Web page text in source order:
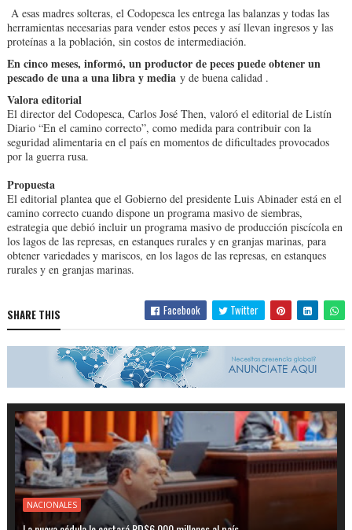
A esas madres solteras, el Codopesca les entrega las balanzas y todas las
herramientas necesarias para vender estos peces y así llevan ingresos y las
proteínas a la población, sin costos de intermediación.
En cinco meses, informó, un productor de peces puede obtener un
pescado de una a una libra y media y de buena calidad .
Valora editorial
El director del Codopesca, Carlos José Then, valoró el editorial de Listín
Diario “En el camino correcto”, como medida para contribuir con la
seguridad alimentaria en el país en momentos de dificultades provocados
por la guerra rusa.
Propuesta
El editorial plantea que el Gobierno del presidente Luis Abinader está en el
camino correcto cuando dispone un programa masivo de siembras,
estrategia que debió incluir un programa masivo de producción piscícola en
los lagos de las represas, en estanques rurales y en granjas marinas, para
obtener variedades y mariscos, en los lagos de las represas, en estanques
rurales y en granjas marinas.
SHARE THIS Facebook Twitter
NACIONALES